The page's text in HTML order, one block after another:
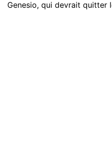
Genesio, qui devrait quitter